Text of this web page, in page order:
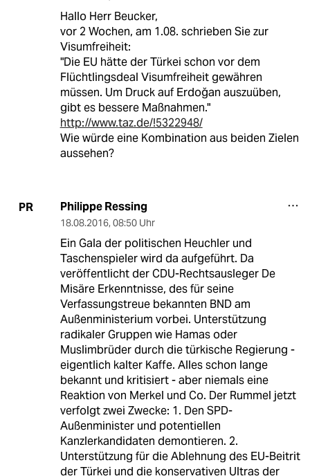
Hallo Herr Beucker,
vor 2 Wochen, am 1.08. schrieben Sie zur
Visumfreiheit:
"Die EU hätte der Türkei schon vor dem
Flüchtlingsdeal Visumfreiheit gewähren
müssen. Um Druck auf Erdoğan auszuüben,
gibt es bessere Maßnahmen."
http://www.taz.de/!5322948/
Wie würde eine Kombination aus beiden Zielen
aussehen?
PR Philippe Ressing
18.08.2016, 08:50 Uhr
Ein Gala der politischen Heuchler und
Taschenspieler wird da aufgeführt. Da
veröffentlicht der CDU-Rechtsausleger De
Misäre Erkenntnisse, des für seine
Verfassungstreue bekannten BND am
Außenministerium vorbei. Unterstützung
radikaler Gruppen wie Hamas oder
Muslimbrüder durch die türkische Regierung -
eigentlich kalter Kaffe. Alles schon lange
bekannt und kritisiert - aber niemals eine
Reaktion von Merkel und Co. Der Rummel jetzt
verfolgt zwei Zwecke: 1. Den SPD-
Außenminister und potentiellen
Kanzlerkandidaten demontieren. 2.
Unterstützung für die Ablehnung des EU-Beitrit
der Türkei und die konservativen Ultras der